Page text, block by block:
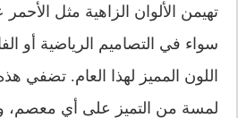
تهيمن الألوان الزاهية مثل
سواء في التصاميم الرياضية أو
اللون المميز لهذا العام. تضفي
لمسة من التميز على أي معصم،